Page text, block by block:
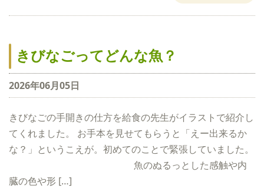
きびなごってどんな魚？
2026年06月05日
きびなごの手開きの仕方を給食の先生がイラストで紹介し
てくれました。 お手本を見せてもらうと「えー出来るか
な？」というこえが。初めてのことで緊張していました。
魚のぬるっとした感触や内
臓の色や形 […]